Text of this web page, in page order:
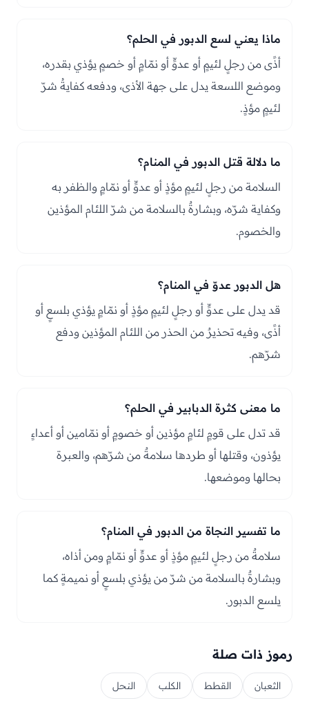
ماذا يعني لسع الدبور في الحلم؟
أذًى من رجلٍ لئيمٍ أو عدوٍّ أو نمّامٍ أو خصمٍ يؤذي بقدره،
وموضع اللسعة يدل على جهة الأذى، ودفعه كفايةُ شرّ
لئيمٍ مؤذٍ.
ما دلالة قتل الدبور في المنام؟
السلامة من رجلٍ لئيمٍ مؤذٍ أو عدوٍّ أو نمّامٍ والظفر به
وكفاية شرّه، وبشارةٌ بالسلامة من شرّ اللئام المؤذين
والخصوم.
هل الدبور عدوّ في المنام؟
قد يدل على عدوٍّ أو رجلٍ لئيمٍ مؤذٍ أو نمّامٍ يؤذي بلسعٍ أو
أذًى، وفيه تحذيرٌ من الحذر من اللئام المؤذين ودفع
شرّهم.
ما معنى كثرة الدبابير في الحلم؟
قد تدل على قومٍ لئامٍ مؤذين أو خصومٍ أو نمّامين أو أعداءٍ
يؤذون، وقتلها أو طردها سلامةٌ من شرّهم، والعبرة
بحالها وموضعها.
ما تفسير النجاة من الدبور في المنام؟
سلامةٌ من رجلٍ لئيمٍ مؤذٍ أو عدوٍّ أو نمّامٍ ومن أذاه،
وبشارةٌ بالسلامة من شرّ من يؤذي بلسعٍ أو نميمةٍ كما
يلسع الدبور.
رموز ذات صلة
الثعبان القطط الكلب النحل